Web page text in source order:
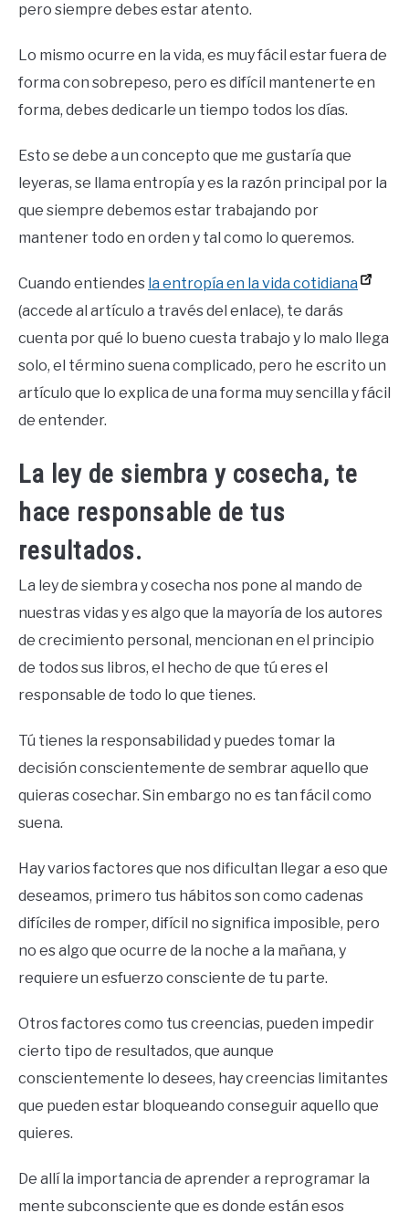
pero siempre debes estar atento.
Lo mismo ocurre en la vida, es muy fácil estar fuera de
forma con sobrepeso, pero es difícil mantenerte en
forma, debes dedicarle un tiempo todos los días.
Esto se debe a un concepto que me gustaría que
leyeras, se llama entropía y es la razón principal por la
que siempre debemos estar trabajando por
mantener todo en orden y tal como lo queremos.
Cuando entiendes la entropía en la vida cotidiana
(accede al artículo a través del enlace), te darás
cuenta por qué lo bueno cuesta trabajo y lo malo llega
solo, el término suena complicado, pero he escrito un
artículo que lo explica de una forma muy sencilla y fácil
de entender.
La ley de siembra y cosecha, te
hace responsable de tus
resultados.
La ley de siembra y cosecha nos pone al mando de
nuestras vidas y es algo que la mayoría de los autores
de crecimiento personal, mencionan en el principio
de todos sus libros, el hecho de que tú eres el
responsable de todo lo que tienes.
Tú tienes la responsabilidad y puedes tomar la
decisión conscientemente de sembrar aquello que
quieras cosechar. Sin embargo no es tan fácil como
suena.
Hay varios factores que nos dificultan llegar a eso que
deseamos, primero tus hábitos son como cadenas
difíciles de romper, difícil no significa imposible, pero
no es algo que ocurre de la noche a la mañana, y
requiere un esfuerzo consciente de tu parte.
Otros factores como tus creencias, pueden impedir
cierto tipo de resultados, que aunque
conscientemente lo desees, hay creencias limitantes
que pueden estar bloqueando conseguir aquello que
quieres.
De allí la importancia de aprender a reprogramar la
mente subconsciente que es donde están esos